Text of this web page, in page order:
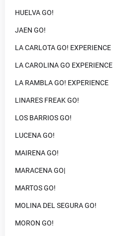
HUELVA GO!
JAEN GO!
LA CARLOTA GO! EXPERIENCE
LA CAROLINA GO EXPERIENCE
LA RAMBLA GO! EXPERIENCE
LINARES FREAK GO!
LOS BARRIOS GO!
LUCENA GO!
MAIRENA GO!
MARACENA GO|
MARTOS GO!
MOLINA DEL SEGURA GO!
MORON GO!